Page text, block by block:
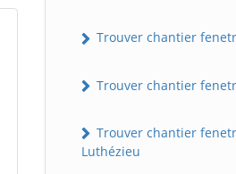
Trouver chantier
Trouver chantier
Trouver chantier
Luthézieu